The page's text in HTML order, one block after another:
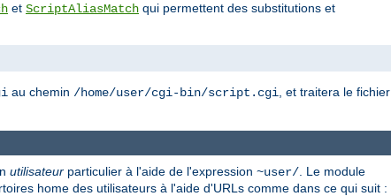
et ScriptAliasMatch qui permettent des substitutions et
au chemin /home/user/cgi-bin/script.cgi, et traitera le fichier
utilisateur particulier à l'aide de l'expression ~user/ . Le module
home des utilisateurs à l'aide d'URLs comme dans ce qui suit :